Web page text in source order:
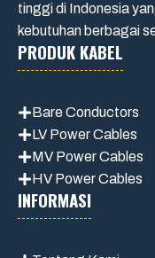
tinggi di Indonesia
kebutuhan berbagai
PRODUK KABEL
Bare Conductors
LV Power Cables
MV Power Cables
HV Power Cables
INFORMASI